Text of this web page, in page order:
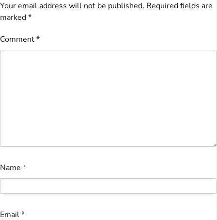
Your email address will not be published. Required fields are
marked*
Comment*
Name *
Email*